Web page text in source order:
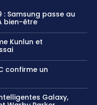
Samsung passe au
bien-être
Kunlun et
confirme un
Galaxy,